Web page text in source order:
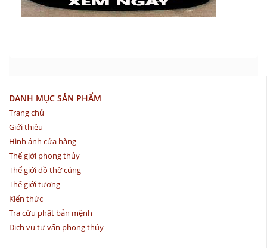
DANH MỤC SẢN PHẨM
Trang chủ
Giới thiệu
Hình ảnh cửa hàng
Thế giới phong thủy
Thế giới đồ thờ cúng
Thế giới tượng
Kiến thức
Tra cứu phật bản mệnh
Dịch vụ tư vấn phong thủy